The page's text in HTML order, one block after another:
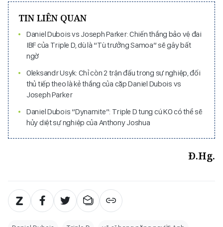
TIN LIÊN QUAN
Daniel Dubois vs Joseph Parker: Chiến thắng bảo vệ đai
IBF của Triple D, dù là “Tù trưởng Samoa” sẽ gây bất
ngờ
Oleksandr Usyk: Chỉ còn 2 trận đấu trong sự nghiệp, đối
thủ tiếp theo là kẻ thắng của cặp Daniel Dubois vs
Joseph Parker
Daniel Dubois “Dynamite”: Triple D tung cú KO có thể sẽ
hủy diệt sự nghiệp của Anthony Joshua
Đ.Hg.